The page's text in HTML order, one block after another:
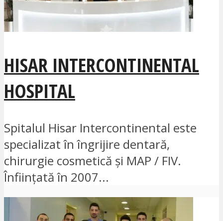
HISAR INTERCONTINENTAL
HOSPITAL
Spitalul Hisar Intercontinental este
specializat în îngrijire dentară,
chirurgie cosmetică și MAP / FIV.
Înființată în 2007...